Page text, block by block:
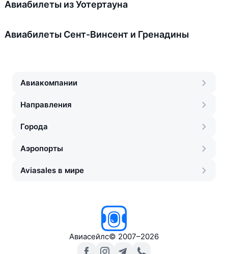
Авиабилеты из Уотертауна
Авиабилеты Сент-Винсент и Гренадины
Авиакомпании
Направления
Города
Аэропорты
Aviasales в мире
Авиасейлс© 2007–2026